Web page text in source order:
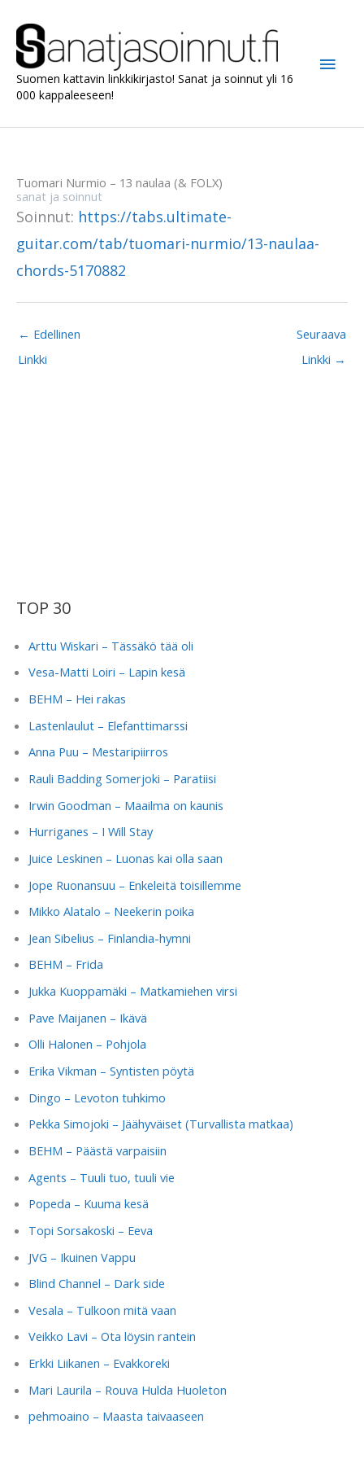
sisältöön
Suomen kattavin linkkikirjasto! Sanat ja soinnut yli 16
000 kappaleeseen!
Tuomari Nurmio – 13 naulaa (& FOLX)
sanat ja soinnut
Soinnut: https://tabs.ultimate-
guitar.com/tab/tuomari-nurmio/13-naulaa-
chords-5170882
← Edellinen
Linkki
Seuraava
Linkki →
TOP 30
Arttu Wiskari – Tässäkö tää oli
Vesa-Matti Loiri – Lapin kesä
BEHM – Hei rakas
Lastenlaulut – Elefanttimarssi
Anna Puu – Mestaripiirros
Rauli Badding Somerjoki – Paratiisi
Irwin Goodman – Maailma on kaunis
Hurriganes – I Will Stay
Juice Leskinen – Luonas kai olla saan
Jope Ruonansuu – Enkeleitä toisillemme
Mikko Alatalo – Neekerin poika
Jean Sibelius – Finlandia-hymni
BEHM – Frida
Jukka Kuoppamäki – Matkamiehen virsi
Pave Maijanen – Ikävä
Olli Halonen – Pohjola
Erika Vikman – Syntisten pöytä
Dingo – Levoton tuhkimo
Pekka Simojoki – Jäähyväiset (Turvallista matkaa)
BEHM – Päästä varpaisiin
Agents – Tuuli tuo, tuuli vie
Popeda – Kuuma kesä
Topi Sorsakoski – Eeva
JVG – Ikuinen Vappu
Blind Channel – Dark side
Vesala – Tulkoon mitä vaan
Veikko Lavi – Ota löysin rantein
Erkki Liikanen – Evakkoreki
Mari Laurila – Rouva Hulda Huoleton
pehmoaino – Maasta taivaaseen